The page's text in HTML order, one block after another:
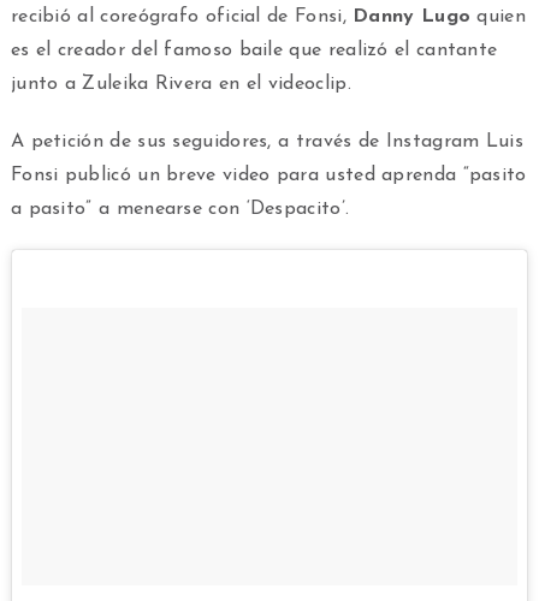
recibió al coreógrafo oficial de Fonsi, Danny Lugo quien
es el creador del famoso baile que realizó el cantante
junto a Zuleika Rivera en el videoclip.
A petición de sus seguidores, a través de Instagram Luis
Fonsi publicó un breve video para usted aprenda “pasito
a pasito” a menearse con ‘Despacito’.